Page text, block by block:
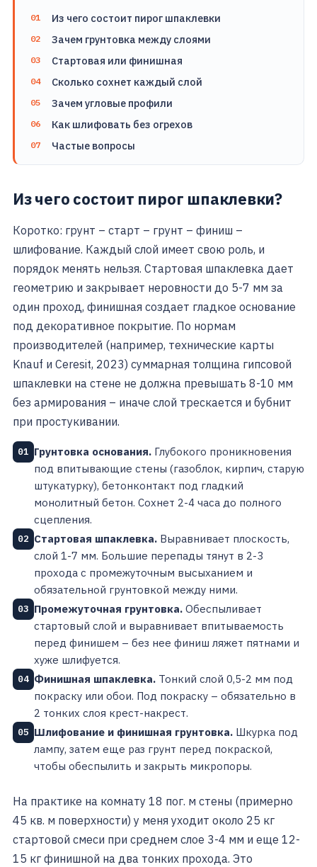
Из чего состоит пирог шпаклевки
Зачем грунтовка между слоями
Стартовая или финишная
Сколько сохнет каждый слой
Зачем угловые профили
Как шлифовать без огрехов
Частые вопросы
Из чего состоит пирог шпаклевки?
Коротко: грунт – старт – грунт – финиш –
шлифование. Каждый слой имеет свою роль, и
порядок менять нельзя. Стартовая шпаклевка дает
геометрию и закрывает неровности до 5-7 мм за
один проход, финишная создает гладкое основание
под декоративное покрытие. По нормам
производителей (например, технические карты
Knauf и Ceresit, 2023) суммарная толщина гипсовой
шпаклевки на стене не должна превышать 8-10 мм
без армирования – иначе слой трескается и бубнит
при простукивании.
01 Грунтовка основания. Глубокого проникновения
под впитывающие стены (газоблок, кирпич, старую
штукатурку), бетонконтакт под гладкий
монолитный бетон. Сохнет 2-4 часа до полного
сцепления.
02 Стартовая шпаклевка. Выравнивает плоскость,
слой 1-7 мм. Большие перепады тянут в 2-3
прохода с промежуточным высыханием и
обязательной грунтовкой между ними.
03 Промежуточная грунтовка. Обеспыливает
стартовый слой и выравнивает впитываемость
перед финишем – без нее финиш ляжет пятнами и
хуже шлифуется.
04 Финишная шпаклевка. Тонкий слой 0,5-2 мм под
покраску или обои. Под покраску – обязательно в
2 тонких слоя крест-накрест.
05 Шлифование и финишная грунтовка. Шкурка под
лампу, затем еще раз грунт перед покраской,
чтобы обеспылить и закрыть микропоры.
На практике на комнату 18 пог. м стены (примерно
45 кв. м поверхности) у меня уходит около 25 кг
стартовой смеси при среднем слое 3-4 мм и еще 12-
15 кг финишной на два тонких прохода. Это